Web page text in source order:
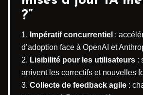
?”
Impératif concurrentiel :
d’adoption face à OpenAI et
Lisibilité pour les utilisateurs :
arrivent les correctifs et nouvelles
Collecte de feedback agile :